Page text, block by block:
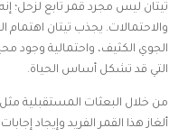
تيتان ليس مجرد قمر تابع لزحل؛
والاحتمالات. يجذب تيتان
الجوي الكثيف، واحتمالية وجود
التي قد تشكل أساس الحياة.
من خلال البعثات المستقبلية
ألغاز هذا القمر الفريد وإيجاد